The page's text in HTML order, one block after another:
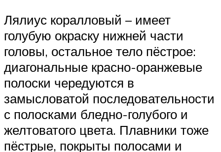
Лялиус коралловый – имеет
голубую окраску нижней части
головы, остальное тело пёстрое:
диагональные красно-оранжевые
полоски чередуются в
замысловатой последовательности
с полосками бледно-голубого и
желтоватого цвета. Плавники тоже
пёстрые, покрыты полосами и